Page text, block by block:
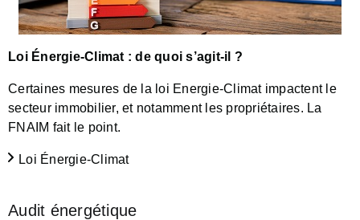
Loi Énergie-Climat : de quoi s’agit-il ?
Certaines mesures de la loi Energie-Climat impactent le
secteur immobilier, et notamment les propriétaires. La
FNAIM fait le point.
Loi Énergie-Climat
Audit énergétique